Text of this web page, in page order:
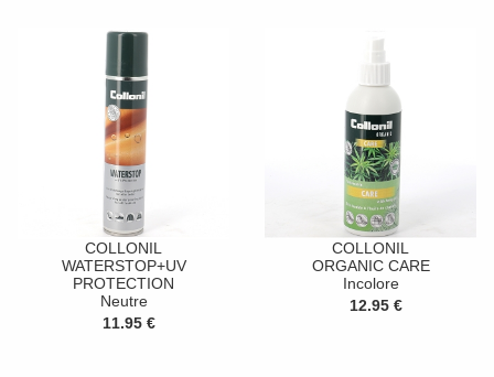
COLLONIL
WATERSTOP+UV
PROTECTION
Neutre
11.95 €
COLLONIL
ORGANIC CARE
Incolore
12.95 €